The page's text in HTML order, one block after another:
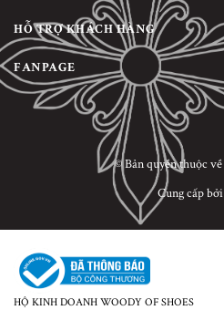
HỖ TRỢ KHÁCH HÀNG
FANPAGE
© Bản quyền thuộc về
Cung cấp bởi
HỘ KINH DOANH WOODY OF SHOES